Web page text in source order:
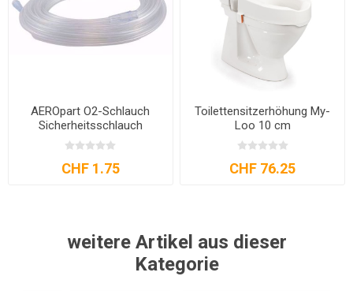
AEROpart O2-Schlauch
Sicherheitsschlauch
CHF 1.75
Toilettensitzerhöhung My-
Loo 10 cm
CHF 76.25
weitere Artikel aus dieser
Kategorie